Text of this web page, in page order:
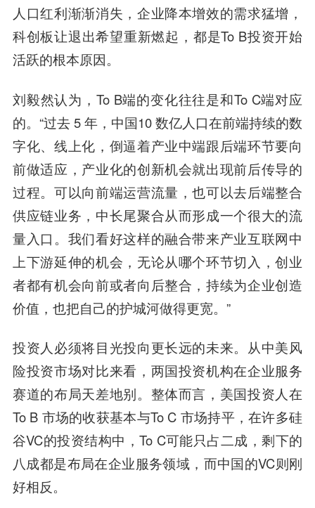
人口红利渐渐消失，企业降本增效的需求猛增，
科创板让退出希望重新燃起，都是To B投资开始
活跃的根本原因。
刘毅然认为，To B端的变化往往是和To C端对应
的。“过去 5 年，中国10 数亿人口在前端持续的数
字化、线上化，倒逼着产业中端跟后端环节要向
前做适应，产业化的创新机会就出现前后传导的
过程。可以向前端运营流量，也可以去后端整合
供应链业务，中长尾聚合从而形成一个很大的流
量入口。我们看好这样的融合带来产业互联网中
上下游延伸的机会，无论从哪个环节切入，创业
者都有机会向前或者向后整合，持续为企业创造
价值，也把自己的护城河做得更宽。”
投资人必须将目光投向更长远的未来。从中美风
险投资市场对比来看，两国投资机构在企业服务
赛道的布局天差地别。整体而言，美国投资人在
To B 市场的收获基本与To C 市场持平，在许多硅
谷VC的投资结构中，To C可能只占二成，剩下的
八成都是布局在企业服务领域，而中国的VC则刚
好相反。